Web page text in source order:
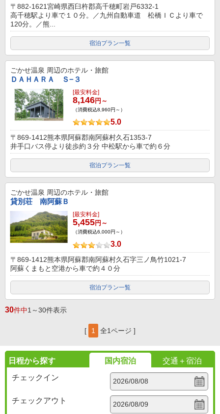
〒882-1621宮崎県西臼杵郡高千穂町岩戸6332-1
高千穂駅より車で１０分。／九州自動車道 松橋ＩＣより車で
120分。／熊...
宿泊プラン一覧
ごかせ温泉 周辺のホテル・旅館
ＤＡＨＡＲＡ Ｓ−３
[最安料金]
8,146円～
（消費税込8,960円～）
5.0
〒869-1412熊本県阿蘇郡南阿蘇村久石1353-7
井手口バス停より徒歩約３分 中松駅から車で約６分
宿泊プラン一覧
ごかせ温泉 周辺のホテル・旅館
貸別荘 南阿蘇Ｂ
[最安料金]
5,455円～
（消費税込6,000円～）
3.0
〒869-1412熊本県阿蘇郡南阿蘇村久石字三ノ鳥竹1021-7
阿蘇くまもと空港から車で約４０分
宿泊プラン一覧
30件中1～30件表示
[ 1 全1ページ ]
日程から探す 国内宿泊
交通＋宿泊
チェックイン
チェックアウト